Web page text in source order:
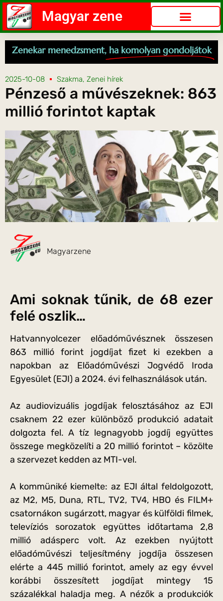
Magyar zene
Zenekar menedzsment, ha komolyan gondoljátok
2025-10-08 Szakma, Zenei hírek
Pénzeső a művészeknek: 863
millió forintot kaptak
Magyarzene
Ami soknak tűnik, de 68 ezer
felé oszlik…
Hatvannyolcezer előadóművésznek összesen
863 millió forint jogdíjat fizet ki ezekben a
napokban az Előadóművészi Jogvédő Iroda
Egyesület (EJI) a 2024. évi felhasználások után.
Az audiovizuális jogdíjak felosztásához az EJI
csaknem 22 ezer különböző produkció adatait
dolgozta fel. A tíz legnagyobb jogdíj együttes
összege megközelíti a 20 millió forintot – közölte
a szervezet kedden az MTI-vel.
A kommüniké kiemelte: az EJI által feldolgozott,
az M2, M5, Duna, RTL, TV2, TV4, HBO és FILM+
csatornákon sugárzott, magyar és külföldi filmek,
televíziós sorozatok együttes időtartama 2,8
millió adásperc volt. Az ezekben nyújtott
előadóművészi teljesítmény jogdíja összesen
elérte a 445 millió forintot, amely az egy évvel
korábbi összesített jogdíjat mintegy 15
százalékkal haladja meg. A nézők a produkciók